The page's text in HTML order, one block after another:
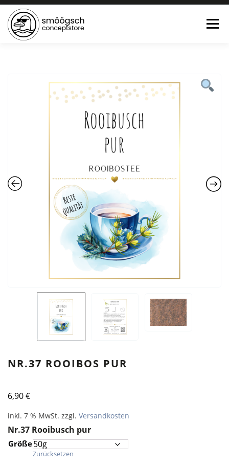
Menü
TEE:PAUSE KONTAKT 0 ARTIKEL
NR.37 ROOIBOS PUR
6,90€
inkl. 7 % MwSt. zzgl. Versandkosten
Nr.37 Rooibusch pur
Größe
Zurücksetzen